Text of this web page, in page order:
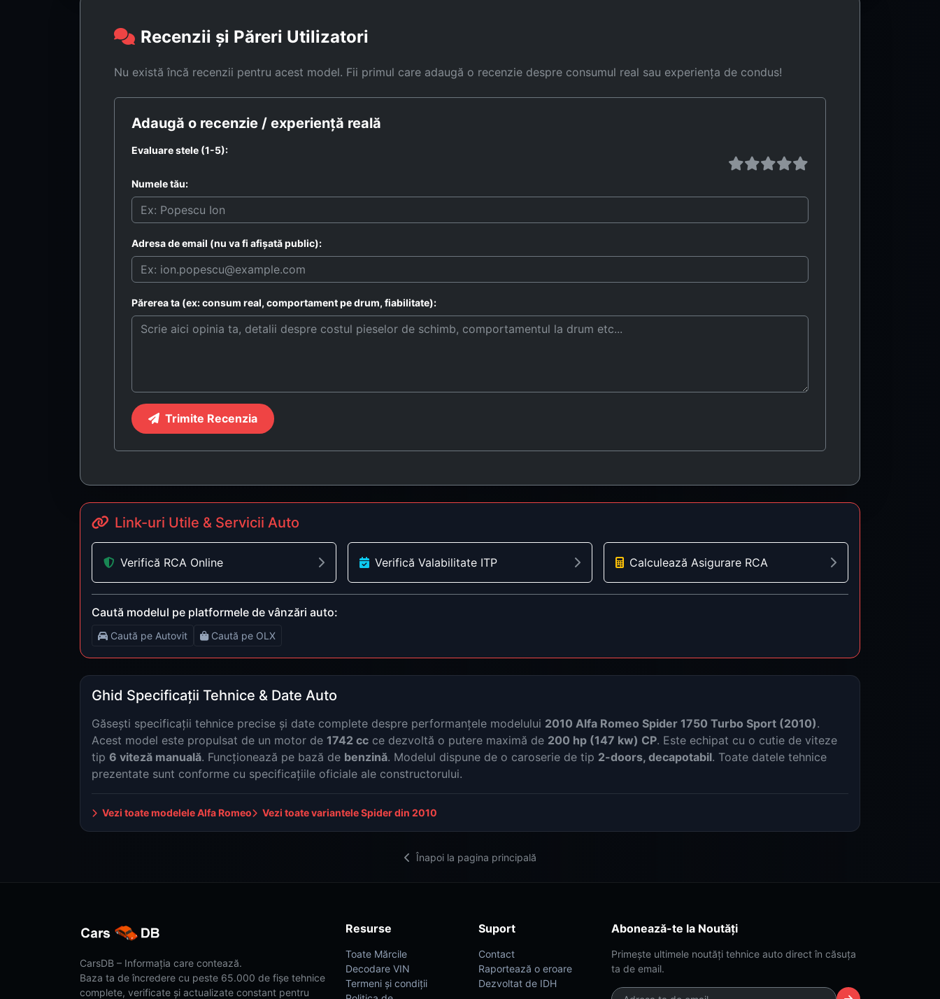
Recenzii și Păreri Utilizatori
Nu există încă recenzii pentru acest model. Fii primul care adaugă o recenzie despre consumul real sau experiența de condus!
Adaugă o recenzie / experiență reală
Evaluare stele (1-5):
Numele tău:
Adresa de email (nu va fi afișată public):
Părerea ta (ex: consum real, comportament pe drum, fiabilitate):
Trimite Recenzia
Link-uri Utile & Servicii Auto
Verifică RCA Online Verifică Valabilitate ITP Calculează Asigurare RCA
Caută modelul pe platformele de vânzări auto:
Caută pe Autovit Caută pe OLX
Ghid Specificații Tehnice & Date Auto
Găsești specificații tehnice precise și date complete despre performanțele modelului 2010 Alfa Romeo Spider 1750 Turbo Sport (2010).
Acest model este propulsat de un motor de 1742 cc ce dezvoltă o putere maximă de 200 hp (147 kw) CP. Este echipat cu o cutie de viteze
tip 6 viteză manuală. Funcționează pe bază de benzină. Modelul dispune de o caroserie de tip 2-doors, decapotabil. Toate datele tehnice
prezentate sunt conforme cu specificațiile oficiale ale constructorului.
Vezi toate modelele Alfa Romeo Vezi toate variantele Spider din 2010
Înapoi la pagina principală
CarsDB – Informația care contează.
Baza ta de încredere cu peste 65.000 de fișe tehnice
complete, verificate și actualizate constant pentru
Resurse
Toate Mărcile
Decodare VIN
Termeni și condiții
Suport
Contact
Raportează o eroare
Dezvoltat de IDH
Abonează-te la Noutăți
Primește ultimele noutăți tehnice auto direct în căsuța
ta de email.